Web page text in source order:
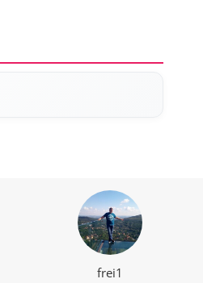
frei1